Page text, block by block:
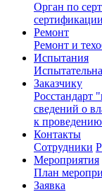
Орган по
Ремонт
Ремонт и
Испытания
Заказчику
Росстандарт
сведений о
к
Контакты
Сотрудники
Мероприятия
План
Заявка